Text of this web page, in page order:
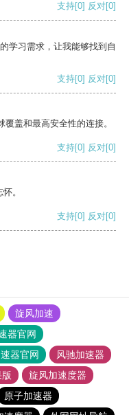
支持[0] 反对[0]
学习需求，让我能够找到自
支持[0] 反对[0]
盖和最高安全性的连接。
支持[0] 反对[0]
。
支持[0] 反对[0]
旋风加速
器官网
器官网
风驰加速器
旋风加速度器
原子加速器